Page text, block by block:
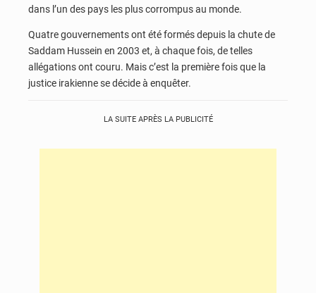
dans l’un des pays les plus corrompus au monde.
Quatre gouvernements ont été formés depuis la chute de
Saddam Hussein en 2003 et, à chaque fois, de telles
allégations ont couru. Mais c’est la première fois que la
justice irakienne se décide à enquêter.
LA SUITE APRÈS LA PUBLICITÉ